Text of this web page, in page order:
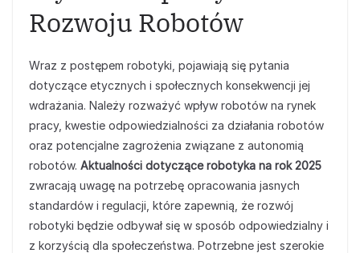
Rozwoju Robotów
Wraz z postępem robotyki, pojawiają się pytania
dotyczące etycznych i społecznych konsekwencji jej
wdrażania. Należy rozważyć wpływ robotów na rynek
pracy, kwestie odpowiedzialności za działania robotów
oraz potencjalne zagrożenia związane z autonomią
robotów. Aktualności dotyczące robotyka na rok 2025
zwracają uwagę na potrzebę opracowania jasnych
standardów i regulacji, które zapewnią, że rozwój
robotyki będzie odbywał się w sposób odpowiedzialny i
z korzyścią dla społeczeństwa. Potrzebne jest szerokie